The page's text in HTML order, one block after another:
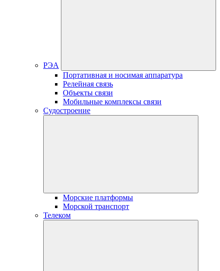
РЭА
Портативная и носимая аппаратура
Релейная связь
Объекты связи
Мобильные комплексы связи
Судостроение
Морские платформы
Морской транспорт
Телеком